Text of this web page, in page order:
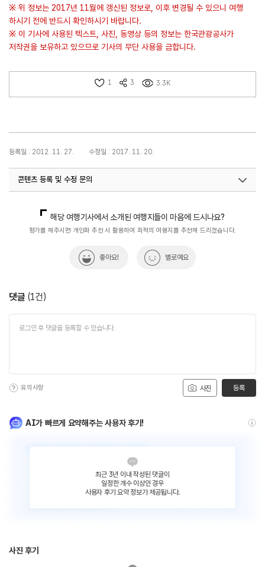
※ 위 정보는 2017년 11월에 갱신된 정보로, 이후 변경될 수 있으니 여행
하시기 전에 반드시 확인하시기 바랍니다.
※ 이 기사에 사용된 텍스트, 사진, 동영상 등의 정보는 한국관광공사가
저작권을 보유하고 있으므로 기사의 무단 사용을 금합니다.
1 3 3.3K
등록일 : 2012. 11. 27. 수정일 : 2017. 11. 20.
콘텐츠 등록 및 수정 문의
해당 여행기사에서 소개된 여행지들이 마음에 드시나요?
평가를 해주시면 개인화 추천 시 활용하여 최적의 여행지를 추천해 드리겠습니다.
좋아요! 별로예요
댓글 (1건)
사진
유의사항 등록
AI가 빠르게 요약해주는 사용자 후기!
최근 3년 이내 작성된 댓글이
일정한 개수 이상인 경우
사용자 후기 요약 정보가 제공됩니다.
사진 후기